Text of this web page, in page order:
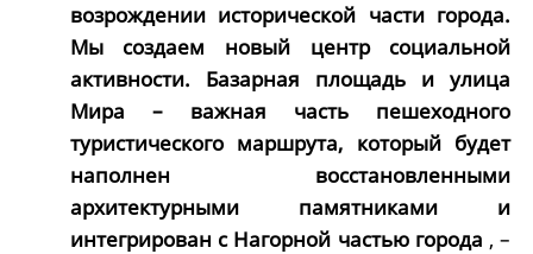
возрождении исторической части города.
Мы создаем новый центр социальной
активности. Базарная площадь и улица
Мира – важная часть пешеходного
туристического маршрута, который будет
наполнен восстановленными
архитектурными памятниками и
интегрирован с Нагорной частью города , –